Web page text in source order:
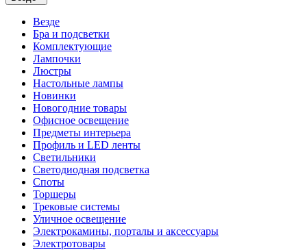
Везде
Бра и подсветки
Комплектующие
Лампочки
Люстры
Настольные лампы
Новинки
Новогодние товары
Офисное освещение
Предметы интерьера
Профиль и LED ленты
Светильники
Светодиодная подсветка
Споты
Торшеры
Трековые системы
Уличное освещение
Электрокамины, порталы и аксессуары
Электротовары